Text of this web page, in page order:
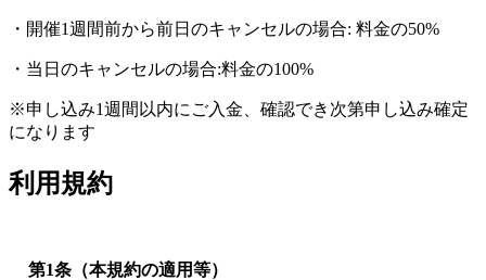
・開催1週間前から前日のキャンセルの場合: 料金の50%
・当日のキャンセルの場合:料金の100%
※申し込み1週間以内にご入金、確認でき次第申し込み確定
になります
利用規約
第1条（本規約の適用等）